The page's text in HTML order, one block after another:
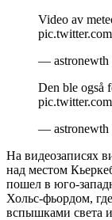
Video av
— astronewth
Den ble også
— astronewth
На видеозаписях
над местом
пошел в юго-
Хольс-фьордом,
вспышками света